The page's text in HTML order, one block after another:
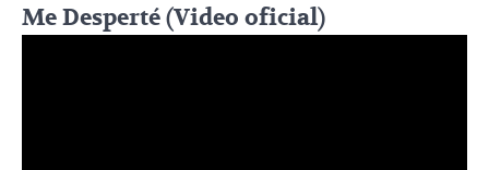
Me Desperté (Video oficial)